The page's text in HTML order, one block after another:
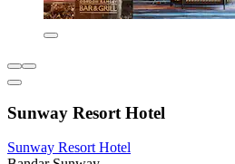
Sunway Resort Hotel
Sunway Resort Hotel